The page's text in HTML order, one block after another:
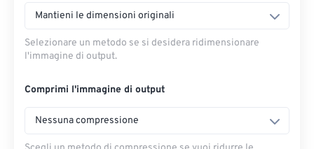
Mantieni le dimensioni originali
Selezionare un metodo se si desidera ridimensionare
l'immagine di output.
Comprimi l'immagine di output
Nessuna compressione